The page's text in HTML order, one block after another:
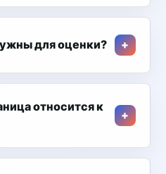
для оценки?
относится к